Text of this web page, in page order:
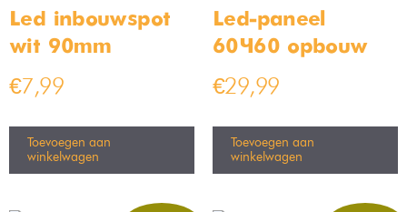
Led inbouwspot
wit 90mm
€7,99
Toevoegen aan
winkelwagen
Led-paneel
60×60 opbouw
€29,99
Toevoegen aan
winkelwagen